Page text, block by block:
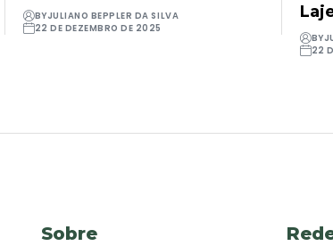
BYJULIANO BEPPLER DA SILVA
22 DE DEZEMBRO DE 2025
BY
22
Sobre